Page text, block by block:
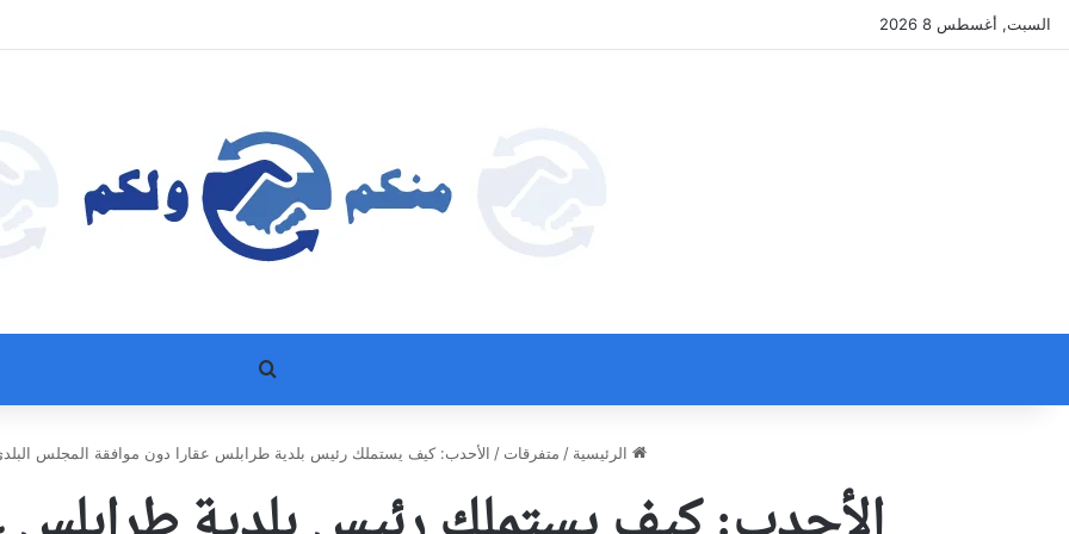
السبت, أغسطس 8 2026
بحث عن
الرئيسية / متفرقات / الأحدب: كيف يستملك رئيس بلدية طرابلس عقارا دون موافقة المجلس البلدي